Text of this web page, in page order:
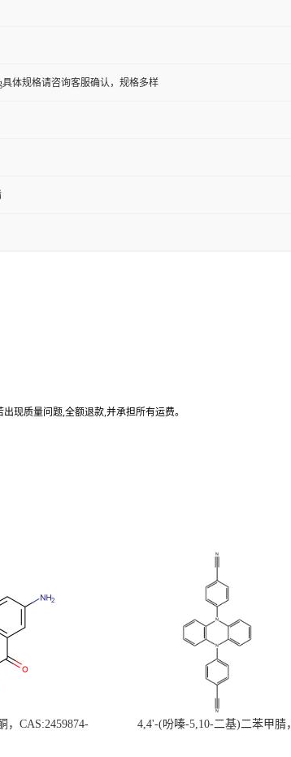
具体规格请咨询客服确认，规格多样
出现质量问题,全额退款,并承担所有运费。
，CAS:2459874-
4,4'-(吩嗪-5,10-二基)二苯甲腈